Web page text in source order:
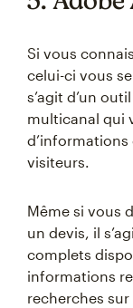
Si vous
celui-ci vous
s’agit d’un
multicanal qui
d’informations
visiteurs.
Même si vous
un devis, il
complets
informations
recherches sur